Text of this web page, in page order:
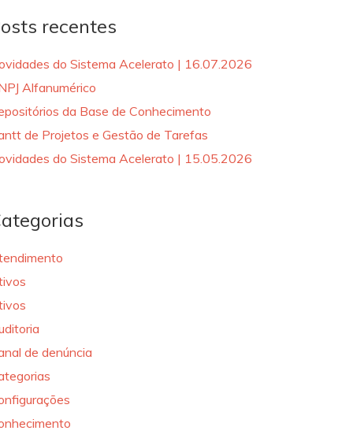
recentes
do Sistema Acelerato | 16.07.2026
Alfanumérico
da Base de Conhecimento
de Projetos e Gestão de Tarefas
do Sistema Acelerato | 15.05.2026
de denúncia